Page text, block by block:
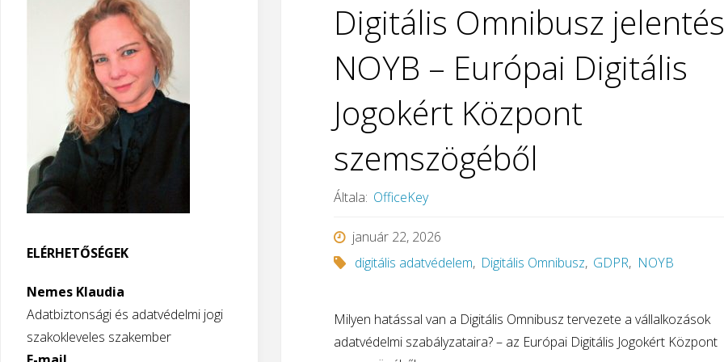
Digitális Omnibusz
NOYB – Európai Digitális
Jogokért Központ
szemszögéből
Általa: OfficeKey
január 22, 2026
digitális adatvédelem, Digitális Omnibusz, GDPR, NOYB
Milyen hatással van a Digitális Omnibusz tervezete a vállalkozások
adatvédelmi szabályzataira? – az Európai Digitális Jogokért Központ
ELÉRHETŐSÉGEK
Nemes Klaudia
Adatbiztonsági és adatvédelmi jogi
szakokleveles szakember